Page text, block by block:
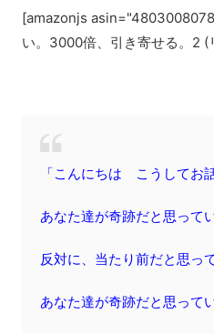
[amazonjs
い。3000倍、引き寄せる。2
「こんにちは こうしてお
あなた達が奇跡だと思って
反対に、当たり前だと思っ
あなた達が奇跡だと思って